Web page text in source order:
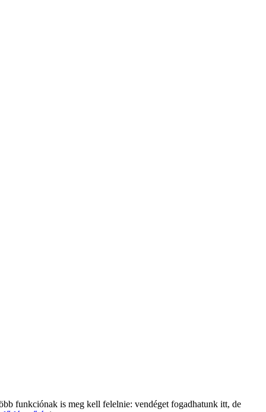
funkciónak is meg kell felelnie: vendéget fogadhatunk itt, de